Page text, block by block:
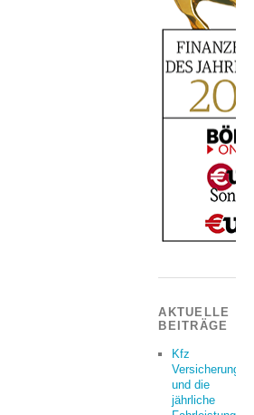
AKTUELLE
BEITRÄGE
Kfz
Versicherung
und die
jährliche